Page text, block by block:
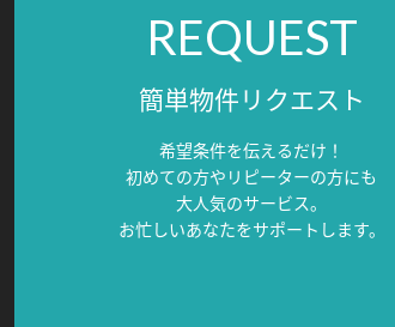
REQUEST
簡単物件リクエスト
希望条件を伝えるだけ！
初めての方やリピーターの方にも
大人気のサービス。
お忙しいあなたをサポートします。